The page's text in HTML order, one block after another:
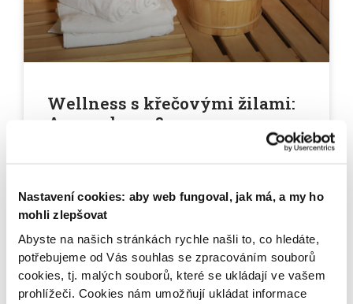
Nastavení cookies: aby web fungoval, jak má, a my ho
mohli zlepšovat
Abyste na našich stránkách rychle našli to, co hledáte,
potřebujeme od Vás souhlas se zpracováním souborů
cookies, tj. malých souborů, které se ukládají ve vašem
prohlížeči. Cookies nám umožňují ukládat informace
Wellness s křečovými žilami:
Ano, nebo ne?
nevhodné a které lze absolvovat? Jaké jsou
možnosti
29.09.2021